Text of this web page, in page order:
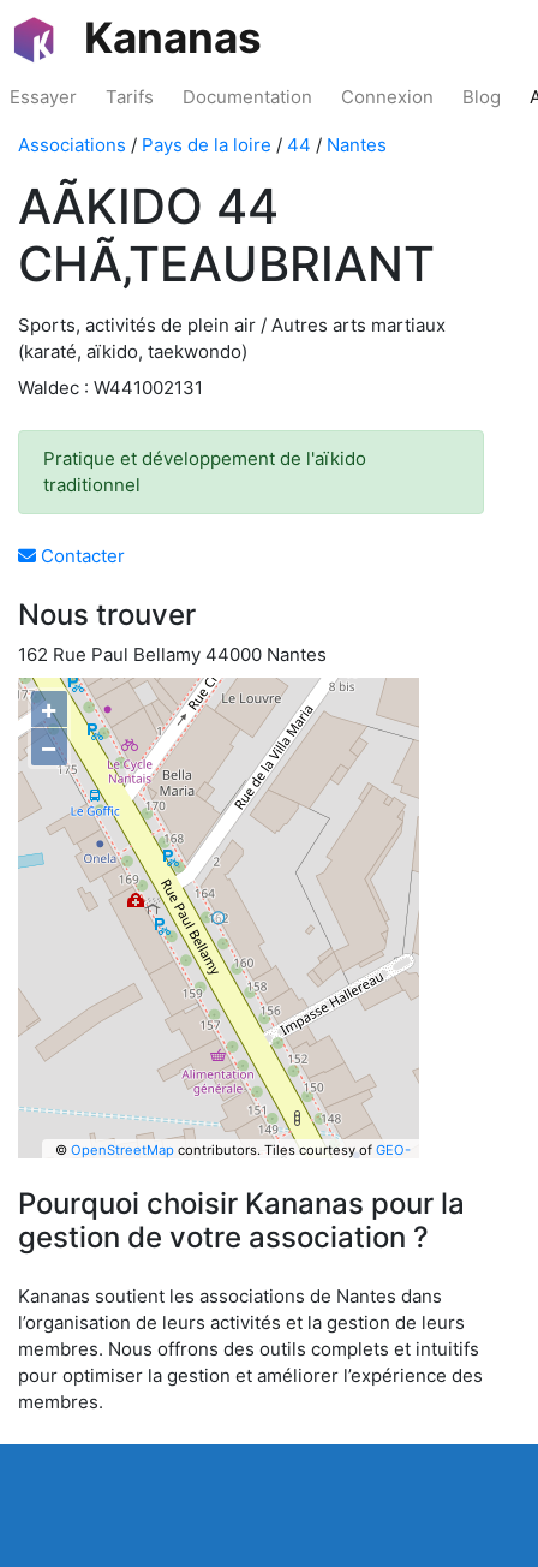
Kananas
Essayer Tarifs Documentation Connexion Blog
Associations / Pays de la loire / 44 / Nantes
AÃKIDO 44
CHÃ‚TEAUBRIANT
Sports, activités de plein air / Autres arts martiaux
(karaté, aïkido, taekwondo)
Waldec : W441002131
Pratique et développement de l'aïkido
traditionnel
Contacter
Nous trouver
162 Rue Paul Bellamy 44000 Nantes
+
−
© OpenStreetMapcontributors. Tiles courtesy of GEO-
Pourquoi choisir Kananas pour la
gestion de votre association ?
Kananas soutient les associations de Nantes dans
l’organisation de leurs activités et la gestion de leurs
membres. Nous offrons des outils complets et intuitifs
pour optimiser la gestion et améliorer l’expérience des
membres.